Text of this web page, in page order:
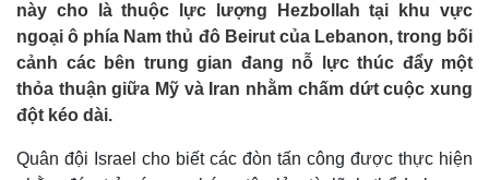
này cho là thuộc lực lượng Hezbollah tại khu vực
ngoại ô phía Nam thủ đô Beirut của Lebanon, trong bối
cảnh các bên trung gian đang nỗ lực thúc đẩy một
thỏa thuận giữa Mỹ và Iran nhằm chấm dứt cuộc xung
đột kéo dài.
Quân đội Israel cho biết các đòn tấn công được thực hiện